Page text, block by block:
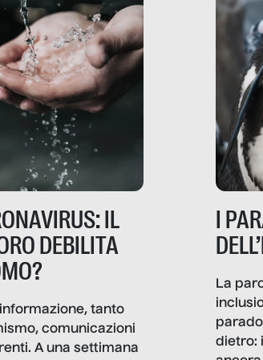
IL
DEBILITA
tanto
comunicazioni
A una settimana
I
La
dietro: